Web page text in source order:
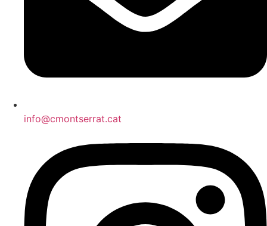
info@cmontserrat.cat